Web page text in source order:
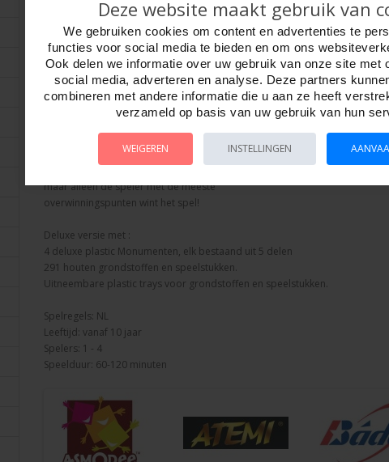
Media
Monuments bordspel Deluxe editie- NL
In Monuments speel je als een van de oude
civilisaties : de Grieken, Egyptenaren,
Maya’s en Inca’s. Het is jouw taak om je
Monument zo snel mogelijk te bouwen,
maar je kunt je rijk en haar inwoners niet
verwaarlozen. Het spel eindigt na de ronde
maar alleen de speler met de meeste
overwinningspunten wint het spel!
Deluxe versie met :
4 deluxe plastic Monumenten, elk bestaand uit 5 delen
291 houten grondstoffen en speelstukken.
Uitneembare plastic trays voor grondstoffen en speelstukken.
Spelregels: NL
Leeftijd: vanaf 10 jaar
Spelers: 1 - 4
Speelduur: 60-120 minuten
Deze website maakt gebruik van
We gebruiken cookies om content en advertenties te
functies voor social media te bieden en om ons
Ook delen we informatie over uw gebruik van onze site met
social media, adverteren en analyse. Deze partners
combineren met andere informatie die u aan ze heeft
verzameld op basis van uw gebruik van hun
WEIGEREN INSTELLINGEN